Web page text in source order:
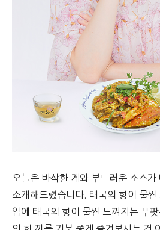
오늘은 바삭한 게와 부드러운 소스
소개해드렸습니다. 태국의 향이 물
입에 태국의 향이 물씬 느껴지는 푸